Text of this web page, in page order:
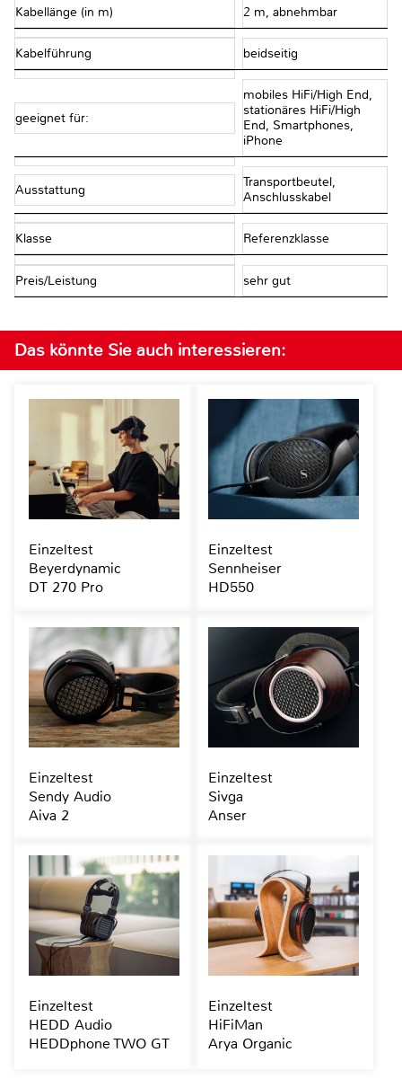
Kabellänge (in m) 2 m, abnehmbar
Kabelführung beidseitig
geeignet für:
mobiles HiFi/High End,
stationäres HiFi/High
End, Smartphones,
iPhone
Ausstattung
Transportbeutel,
Anschlusskabel
Klasse Referenzklasse
Preis/Leistung sehr gut
Das könnte Sie auch interessieren:
Einzeltest
Beyerdynamic
DT 270 Pro
Einzeltest
Sennheiser
HD550
Einzeltest
Sendy Audio
Aiva 2
Einzeltest
Sivga
Anser
Einzeltest
HEDD Audio
HEDDphone TWO GT
Einzeltest
HiFiMan
Arya Organic